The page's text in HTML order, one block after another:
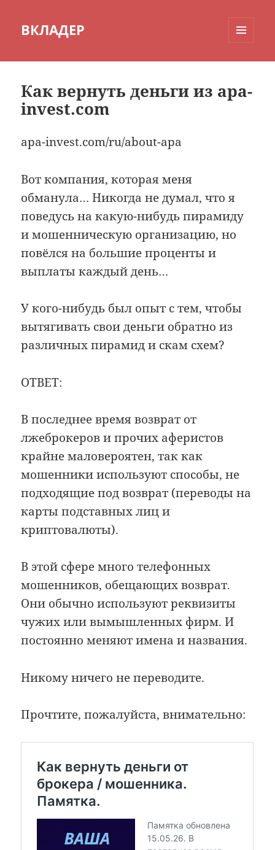
ВКЛАДЕР
Как вернуть деньги из apa-
invest.com
apa-invest.com/ru/about-apa
Вот компания, которая меня
обманула… Никогда не думал, что я
поведусь на какую-нибудь пирамиду
и мошенническую организацию, но
повёлся на большие проценты и
выплаты каждый день…
У кого-нибудь был опыт с тем, чтобы
вытягивать свои деньги обратно из
различных пирамид и скам схем?
ОТВЕТ:
В последнее время возврат от
лжеброкеров и прочих аферистов
крайне маловероятен, так как
мошенники используют способы, не
подходящие под возврат (переводы на
карты подставных лиц и
криптовалюты).
В этой сфере много телефонных
мошенников, обещающих возврат.
Они обычно используют реквизиты
чужих или вымышленных фирм. И
постоянно меняют имена и названия.
Никому ничего не переводите.
Прочтите, пожалуйста, внимательно: